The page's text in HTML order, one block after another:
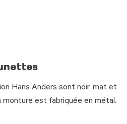
Hans Anders sont noir, mat et
monture est fabriquée en métal.